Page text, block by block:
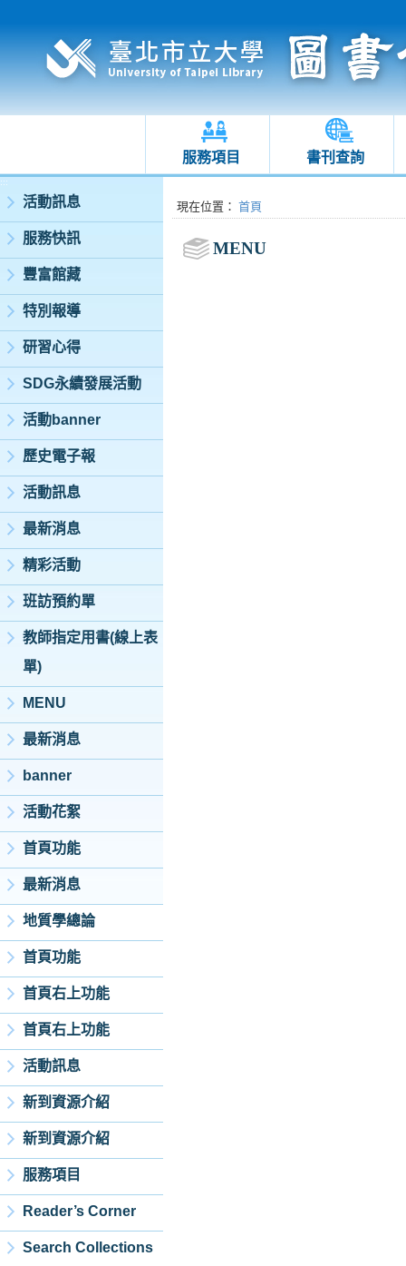
服務項目 書刊查詢
:::
活動訊息
服務快訊
豐富館藏
特別報導
研習心得
SDG永續發展活動
活動banner
歷史電子報
活動訊息
最新消息
精彩活動
班訪預約單
教師指定用書(線上表
單)
MENU
最新消息
banner
活動花絮
首頁功能
最新消息
地質學總論
首頁功能
首頁右上功能
首頁右上功能
活動訊息
新到資源介紹
新到資源介紹
服務項目
Reader’s Corner
Search Collections
:::現在位置 ： 首頁
MENU